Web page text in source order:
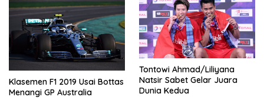
Klasemen F1 2019 Usai Bottas
Menangi GP Australia
Tontowi Ahmad/Liliyana
Natsir Sabet Gelar Juara
Dunia Kedua